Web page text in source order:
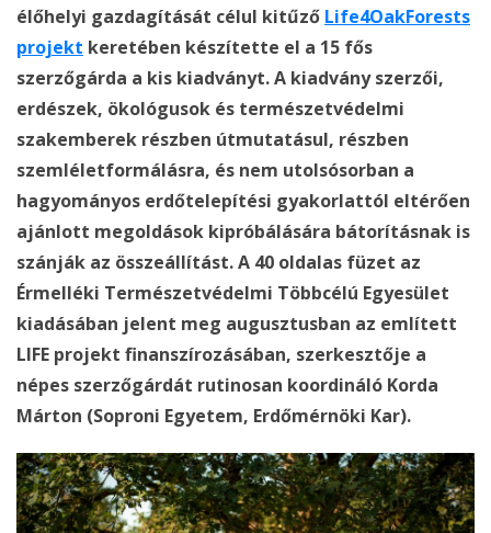
élőhelyi gazdagítását célul kitűző Life4OakForests
projekt keretében készítette el a 15 fős
szerzőgárda a kis kiadványt. A kiadvány szerzői,
erdészek, ökológusok és természetvédelmi
szakemberek részben útmutatásul, részben
szemléletformálásra, és nem utolsósorban a
hagyományos erdőtelepítési gyakorlattól eltérően
ajánlott megoldások kipróbálására bátorításnak is
szánják az összeállítást. A 40 oldalas füzet az
Érmelléki Természetvédelmi Többcélú Egyesület
kiadásában jelent meg augusztusban az említett
LIFE projekt finanszírozásában, szerkesztője a
népes szerzőgárdát rutinosan koordináló Korda
Márton (Soproni Egyetem, Erdőmérnöki Kar).